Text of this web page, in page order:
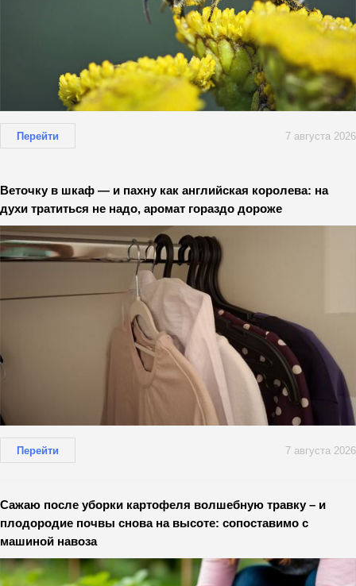
Перейти 7 августа 2026
Веточку в шкаф — и пахну как английская королева: на
духи тратиться не надо, аромат гораздо дороже
Перейти 7 августа 2026
Сажаю после уборки картофеля волшебную травку – и
плодородие почвы снова на высоте: сопоставимо с
машиной навоза